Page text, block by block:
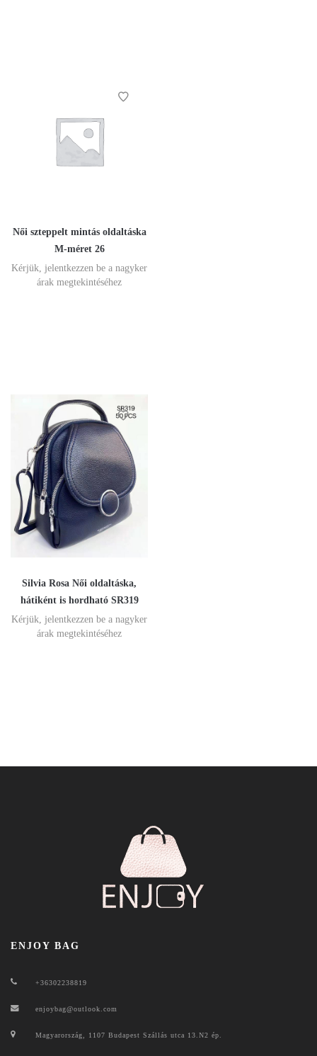
Női szteppelt mintás oldaltáska
M-méret 26
Kérjük, jelentkezzen be a nagyker
árak megtekintéséhez
Silvia Rosa Női oldaltáska,
hátiként is hordható SR319
Kérjük, jelentkezzen be a nagyker
árak megtekintéséhez
ENJOY BAG
+36302238819
enjoybag@outlook.com
Magyarország, 1107 Budapest Szállás utca 13.N2 ép.